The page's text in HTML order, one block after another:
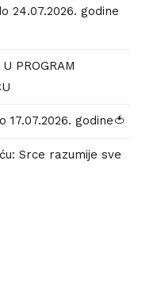
24.07.2026. godine
PROGRAM
godine🍅
Srce razumije sve